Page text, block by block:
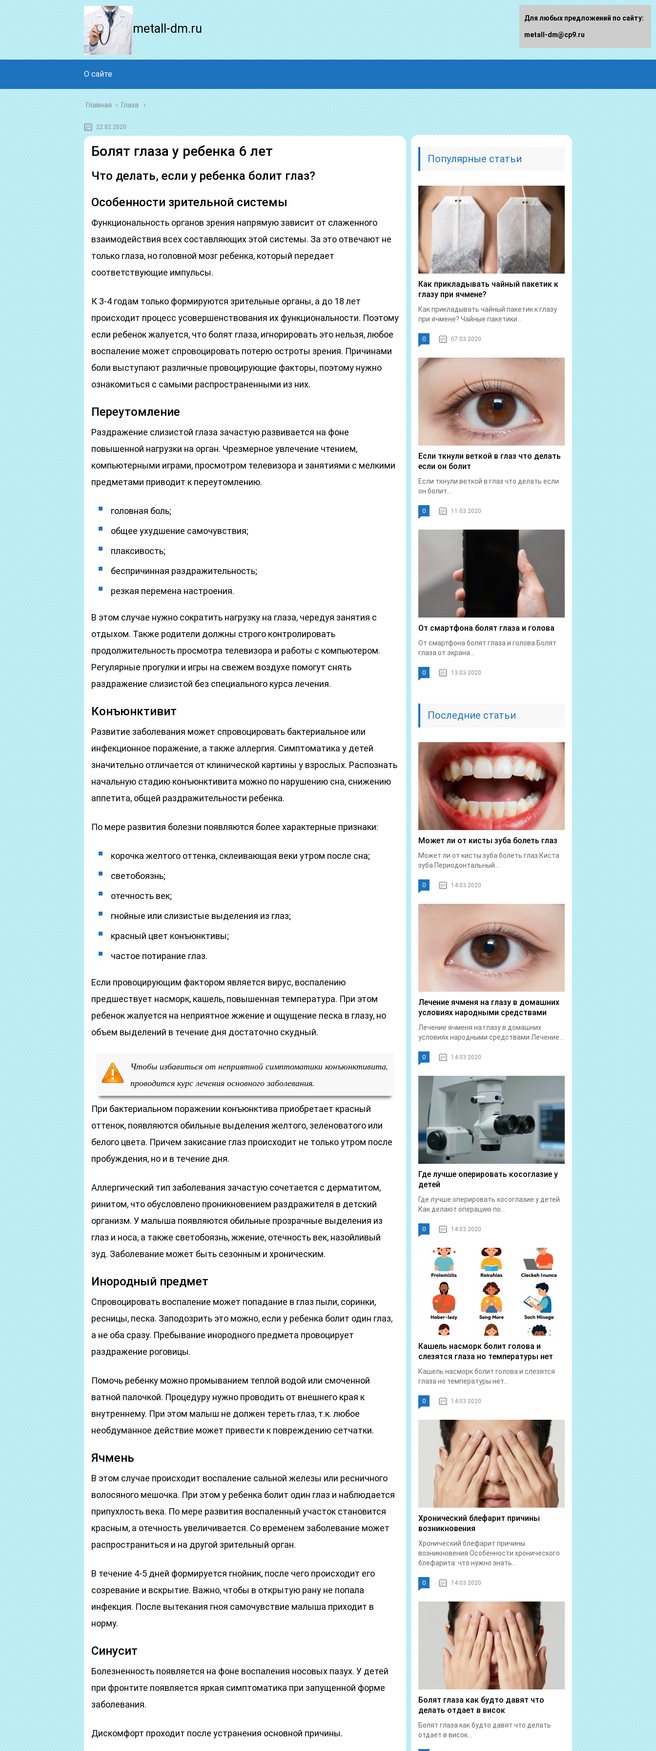
metall-dm.ru
О сайте
Главная › Глаза
22.02.2020
Болят глаза у ребенка 6 лет
Что делать, если у ребенка болит глаз?
Особенности зрительной системы
Функциональность органов зрения напрямую зависит от слаженного
взаимодействия всех составляющих этой системы. За это отвечают не
только глаза, но головной мозг ребенка, который передает
соответствующие импульсы.
К 3-4 годам только формируются зрительные органы, а до 18 лет
происходит процесс усовершенствования их функциональности. Поэтому
если ребенок жалуется, что болят глаза, игнорировать это нельзя, любое
воспаление может спровоцировать потерю остроты зрения. Причинами
боли выступают различные провоцирующие факторы, поэтому нужно
ознакомиться с самыми распространенными из них.
Переутомление
Раздражение слизистой глаза зачастую развивается на фоне
повышенной нагрузки на орган. Чрезмерное увлечение чтением,
компьютерными играми, просмотром телевизора и занятиями с мелкими
предметами приводит к переутомлению.
головная боль;
общее ухудшение самочувствия;
плаксивость;
беспричинная раздражительность;
резкая перемена настроения.
В этом случае нужно сократить нагрузку на глаза, чередуя занятия с
отдыхом. Также родители должны строго контролировать
продолжительность просмотра телевизора и работы с компьютером.
Регулярные прогулки и игры на свежем воздухе помогут снять
раздражение слизистой без специального курса лечения.
Конъюнктивит
Развитие заболевания может спровоцировать бактериальное или
инфекционное поражение, а также аллергия. Симптоматика у детей
значительно отличается от клинической картины у взрослых. Распознать
начальную стадию конъюнктивита можно по нарушению сна, снижению
аппетита, общей раздражительности ребенка.
По мере развития болезни появляются более характерные признаки:
корочка желтого оттенка, склеивающая веки утром после сна;
светобоязнь;
отечность век;
гнойные или слизистые выделения из глаз;
красный цвет конъюнктивы;
частое потирание глаз.
Если провоцирующим фактором является вирус, воспалению
предшествует насморк, кашель, повышенная температура. При этом
ребенок жалуется на неприятное жжение и ощущение песка в глазу, но
объем выделений в течение дня достаточно скудный.
Чтобы избавиться от неприятной симптоматики конъюнктивита,
проводится курс лечения основного заболевания.
При бактериальном поражении конъюнктива приобретает красный
оттенок, появляются обильные выделения желтого, зеленоватого или
белого цвета. Причем закисание глаз происходит не только утром после
пробуждения, но и в течение дня.
Аллергический тип заболевания зачастую сочетается с дерматитом,
ринитом, что обусловлено проникновением раздражителя в детский
организм. У малыша появляются обильные прозрачные выделения из
глаз и носа, а также светобоязнь, жжение, отечность век, назойливый
зуд. Заболевание может быть сезонным и хроническим.
Инородный предмет
Спровоцировать воспаление может попадание в глаз пыли, соринки,
ресницы, песка. Заподозрить это можно, если у ребенка болит один глаз,
а не оба сразу. Пребывание инородного предмета провоцирует
раздражение роговицы.
Помочь ребенку можно промыванием теплой водой или смоченной
ватной палочкой. Процедуру нужно проводить от внешнего края к
внутреннему. При этом малыш не должен тереть глаз, т.к. любое
необдуманное действие может привести к повреждению сетчатки.
Ячмень
В этом случае происходит воспаление сальной железы или ресничного
волосяного мешочка. При этом у ребенка болит один глаз и наблюдается
припухлость века. По мере развития воспаленный участок становится
красным, а отечность увеличивается. Со временем заболевание может
распространиться и на другой зрительный орган.
В течение 4-5 дней формируется гнойник, после чего происходит его
созревание и вскрытие. Важно, чтобы в открытую рану не попала
инфекция. После вытекания гноя самочувствие малыша приходит в
норму.
Синусит
Болезненность появляется на фоне воспаления носовых пазух. У детей
при фронтите появляется яркая симптоматика при запущенной форме
заболевания.
Дискомфорт проходит после устранения основной причины.
Популярные статьи
Как прикладывать чайный пакетик к
глазу при ячмене?
Как прикладывать чайный пакетик к глазу
при ячмене? Чайные пакетики...
0 07.03.2020
Если ткнули веткой в глаз что делать
если он болит
Если ткнули веткой в глаз что делать если
он болит...
0 11.03.2020
От смартфона болят глаза и голова
От смартфона болят глаза и голова Болят
глаза от экрана...
0 13.03.2020
Последние статьи
Может ли от кисты зуба болеть глаз
Может ли от кисты зуба болеть глаз Киста
зуба Периодонтальный...
0 14.03.2020
Лечение ячменя на глазу в домашних
условиях народными средствами
Лечение ячменя на глазу в домашних
условиях народными средствами Лечение...
0 14.03.2020
Где лучше оперировать косоглазие у
детей
Где лучше оперировать косоглазие у детей
Как делают операцию по...
0 14.03.2020
Кашель насморк болит голова и
слезятся глаза но температуры нет
Кашель насморк болит голова и слезятся
глаза но температуры нет...
0 14.03.2020
Хронический блефарит причины
возникновения
Хронический блефарит причины
возникновения Особенности хронического
блефарита: что нужно знать...
0 14.03.2020
Болят глаза как будто давят что
делать отдает в висок
Болят глаза как будто давят что делать
отдает в висок...
Для любых предложений по сайту:
metall-dm@cp9.ru